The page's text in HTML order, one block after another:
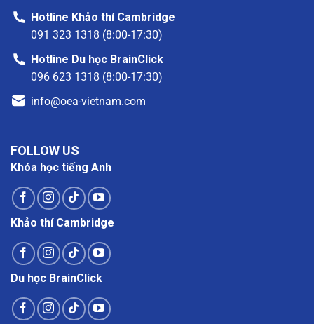
Hotline Khảo thí Cambridge
091 323 1318 (8:00-17:30)
Hotline Du học BrainClick
096 623 1318 (8:00-17:30)
info@oea-vietnam.com
FOLLOW US
Khóa học tiếng Anh
Khảo thí Cambridge
Du học BrainClick